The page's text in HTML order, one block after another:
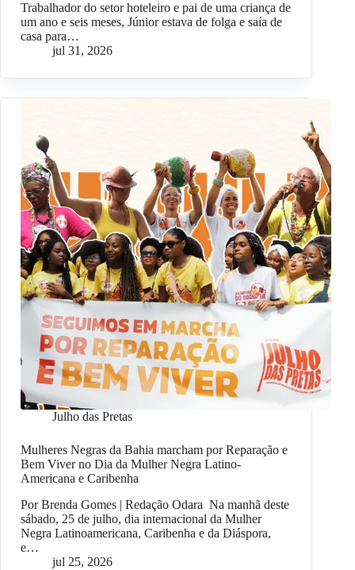
Trabalhador do setor hoteleiro e pai de uma criança de
um ano e seis meses, Júnior estava de folga e saía de
casa para…
jul 31, 2026
Julho das Pretas
Mulheres Negras da Bahia marcham por Reparação e
Bem Viver no Dia da Mulher Negra Latino-
Americana e Caribenha
Por Brenda Gomes | Redação Odara Na manhã deste
sábado, 25 de julho, dia internacional da Mulher
Negra Latinoamericana, Caribenha e da Diáspora,
e…
jul 25, 2026